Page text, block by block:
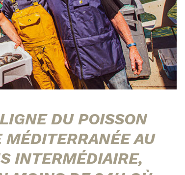
DU POISSON
AU
INTERMÉDIAIRE,